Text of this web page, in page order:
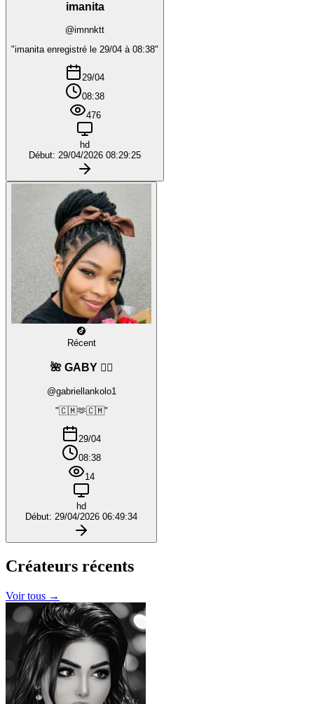
imanita
@imnnktt
"imanita enregistré le 29/04 à 08:38"
29/04
08:38
476
hd
Début: 29/04/2026 08:29:25
Récent
🌺 GABY ❤️‍🔥
@gabriellankolo1
"🇨🇲🫶🇨🇲"
29/04
08:38
14
hd
Début: 29/04/2026 06:49:34
Créateurs récents
Voir tous →